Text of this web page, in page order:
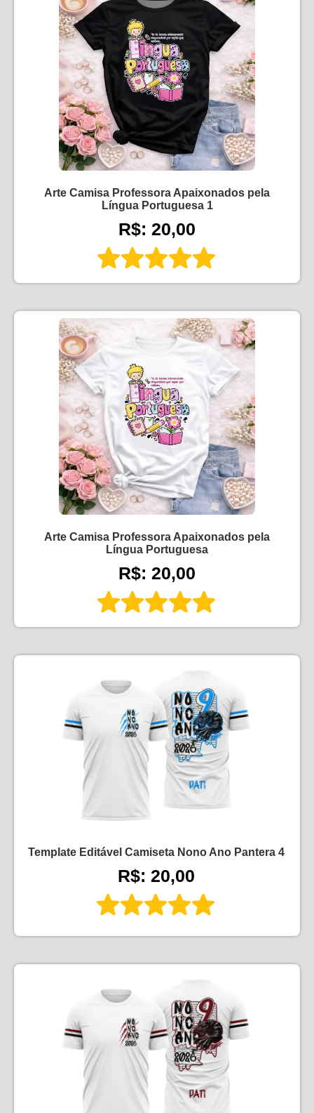
Arte Camisa Professora Apaixonados pela
Língua Portuguesa 1
R$: 20,00
Arte Camisa Professora Apaixonados pela
Língua Portuguesa
R$: 20,00
Template Editável Camiseta Nono Ano Pantera 4
R$: 20,00